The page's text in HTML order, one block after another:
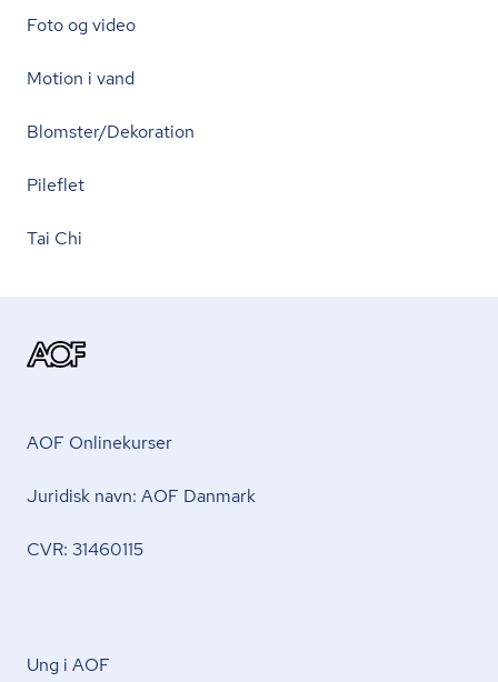
Foto og video
Motion i vand
Blomster/Dekoration
Pileflet
Tai Chi
AOF Onlinekurser
Juridisk navn: AOF Danmark
CVR: 31460115
Ung i AOF